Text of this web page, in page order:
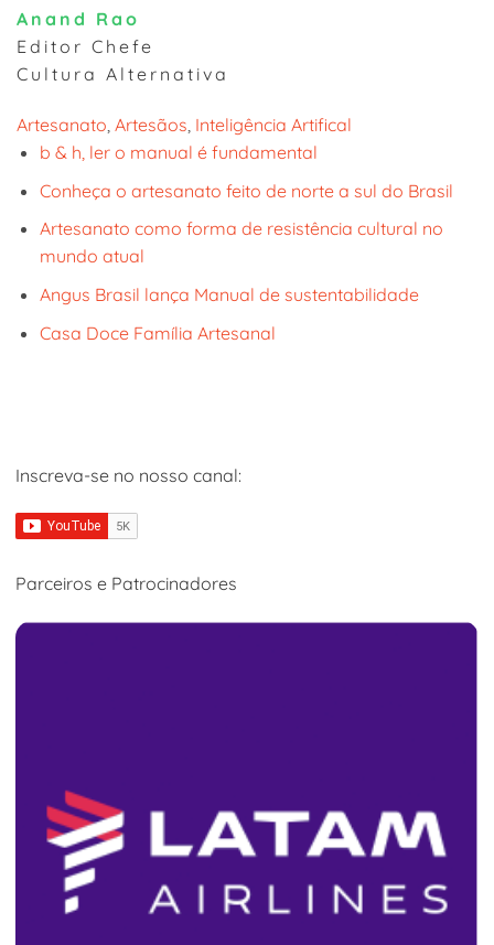
Anand Rao
Editor Chefe
Cultura Alternativa
Artesanato, Artesãos, Inteligência Artifical
b & h, ler o manual é fundamental
Conheça o artesanato feito de norte a sul do Brasil
Artesanato como forma de resistência cultural no
mundo atual
Angus Brasil lança Manual de sustentabilidade
Casa Doce Família Artesanal
Inscreva-se no nosso canal:
Parceiros e Patrocinadores